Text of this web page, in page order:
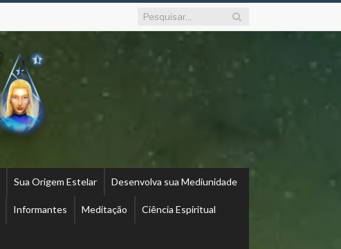
Sua Origem Estelar Desenvolva sua Mediunidade
Informantes Meditação Ciência Espiritual